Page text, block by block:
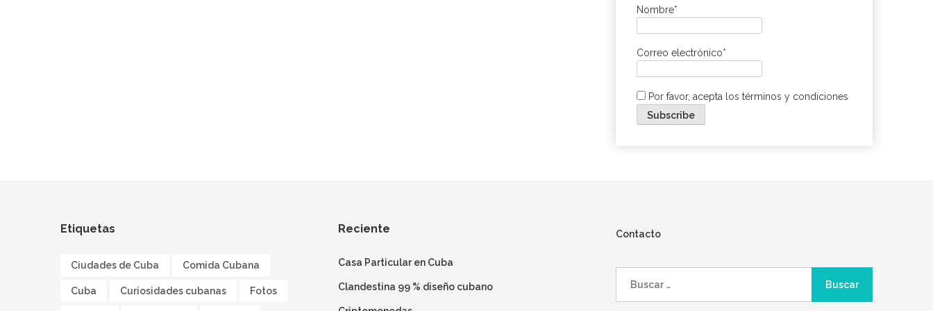
Nombre*
Correo electrónico*
Por favor, acepta los términos y condiciones
Etiquetas
Ciudades de Cuba Comida Cubana
Cuba Curiosidades cubanas Fotos
Reciente
Casa Particular en Cuba
Clandestina 99 % diseño cubano
Contacto